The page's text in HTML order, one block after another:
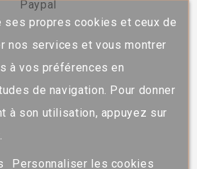
ses propres cookies et ceux de
nos services et vous montrer
à vos préférences en
de navigation. Pour donner
à son utilisation, appuyez sur
Personnaliser les cookies
Paypal